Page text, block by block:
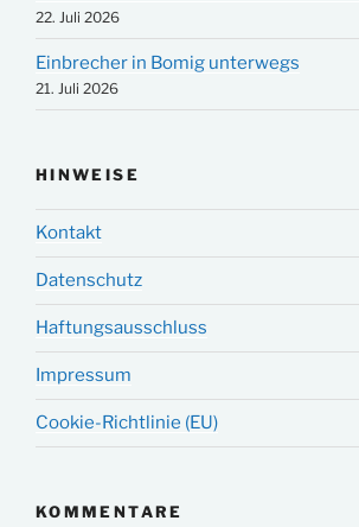
22. Juli 2026
Einbrecher in Bomig unterwegs
21. Juli 2026
HINWEISE
Kontakt
Datenschutz
Haftungsausschluss
Impressum
Cookie-Richtlinie (EU)
KOMMENTARE